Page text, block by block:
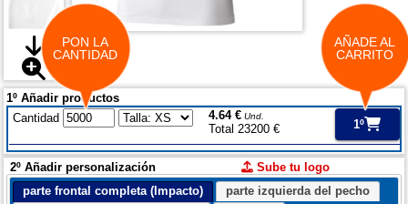
1º Añadir productos
Cantidad
4.64 €Und.
Total 23200 € 1º
2º Añadir personalización
Sube tu logo
parte frontal completa (Impacto)
parte izquierda del pecho
PON LA
CANTIDAD
AÑADE AL
CARRITO